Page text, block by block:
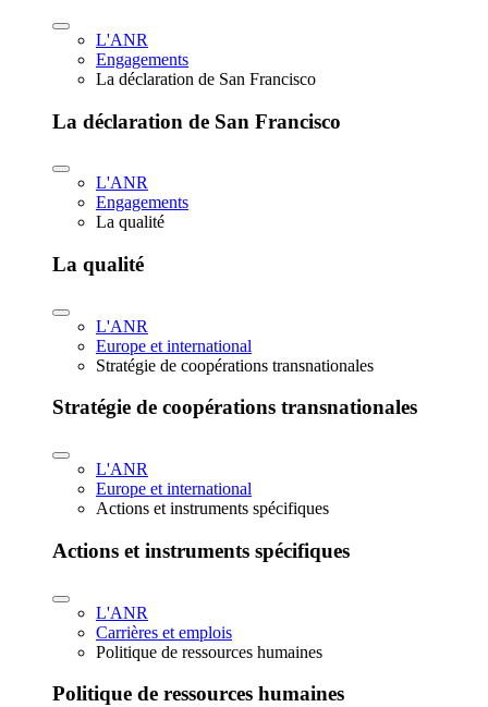
L'ANR
Engagements
La déclaration de San Francisco
La déclaration de San Francisco
L'ANR
Engagements
La qualité
La qualité
L'ANR
Europe et international
Stratégie de coopérations transnationales
Stratégie de coopérations transnationales
L'ANR
Europe et international
Actions et instruments spécifiques
Actions et instruments spécifiques
L'ANR
Carrières et emplois
Politique de ressources humaines
Politique de ressources humaines